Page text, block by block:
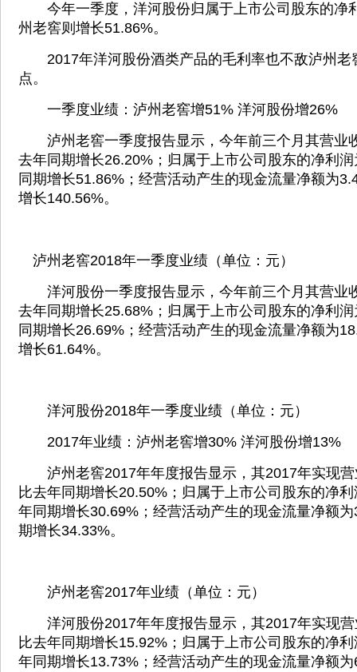
今年一季度，洋河股份归属于上市公司股东的净
州老窖则增长51.86%。
2017年洋河股份酒类产品的毛利率也不敌泸州老
点。
一季度业绩：泸州老窖增51% 洋河股份增26%
泸州老窖一季度报告显示，今年前三个月其营业
去年同期增长26.20%；归属于上市公司股东的净利
同期增长51.86%；经营活动产生的现金流量净额为
增长140.56%。
泸州老窖2018年一季度业绩（单位：元）
洋河股份一季度报告显示，今年前三个月其营业
去年同期增长25.68%；归属于上市公司股东的净利
同期增长26.69%；经营活动产生的现金流量净额为
增长61.64%。
洋河股份2018年一季度业绩（单位：元）
2017年业绩：泸州老窖增30% 洋河股份增13%
泸州老窖2017年年度报告显示，其2017年实现营
比去年同期增长20.50%；归属于上市公司股东的净
年同期增长30.69%；经营活动产生的现金流量净额
期增长34.33%。
泸州老窖2017年业绩（单位：元）
洋河股份2017年年度报告显示，其2017年实现营
比去年同期增长15.92%；归属于上市公司股东的净
年同期增长13.73%；经营活动产生的现金流量净额